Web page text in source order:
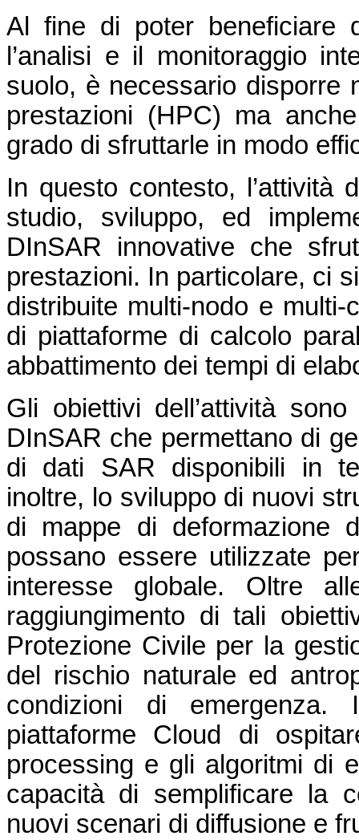
Al fine di poter beneficiare
l’analisi e il monitoraggio
suolo, è necessario disporre
prestazioni (HPC) ma
grado di sfruttarle in modo
In questo contesto, l’attività
studio, sviluppo, ed
DInSAR innovative che
prestazioni. In particolare, ci
distribuite multi-nodo e
di piattaforme di calcolo
abbattimento dei tempi di
Gli obiettivi dell’attività
DInSAR che permettano di
di dati SAR disponibili in
inoltre, lo sviluppo di nuovi
di mappe di deformazione
possano essere utilizzate
interesse globale. Oltre
raggiungimento di tali
Protezione Civile per la
del rischio naturale ed
condizioni di emergenza.
piattaforme Cloud di
processing e gli algoritmi di
capacità di semplificare la
nuovi scenari di diffusione e